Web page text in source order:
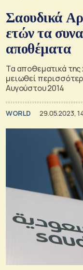
Σαουδικά
ετών τα
αποθέματα
Τα αποθεματικά
μειωθεί
Αυγούστου 2014
WORLD 29.05.2023,